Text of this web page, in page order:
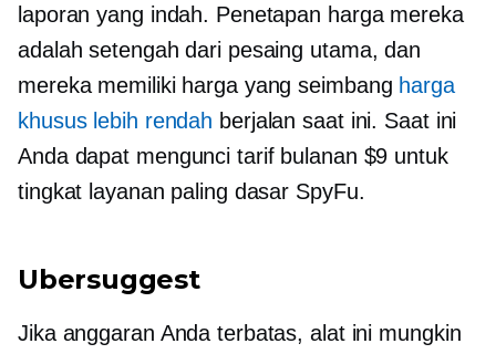
laporan yang indah. Penetapan harga mereka
adalah setengah dari pesaing utama, dan
mereka memiliki harga yang seimbang harga
khusus lebih rendah berjalan saat ini. Saat ini
Anda dapat mengunci tarif bulanan $9 untuk
tingkat layanan paling dasar SpyFu.
Ubersuggest
Jika anggaran Anda terbatas, alat ini mungkin